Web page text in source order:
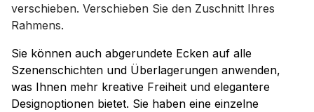
verschieben. Verschieben Sie den Zuschnitt Ihres
Rahmens.
Sie können auch abgerundete Ecken auf alle
Szenenschichten und Überlagerungen anwenden,
was Ihnen mehr kreative Freiheit und elegantere
Designoptionen bietet. Sie haben eine einzelne